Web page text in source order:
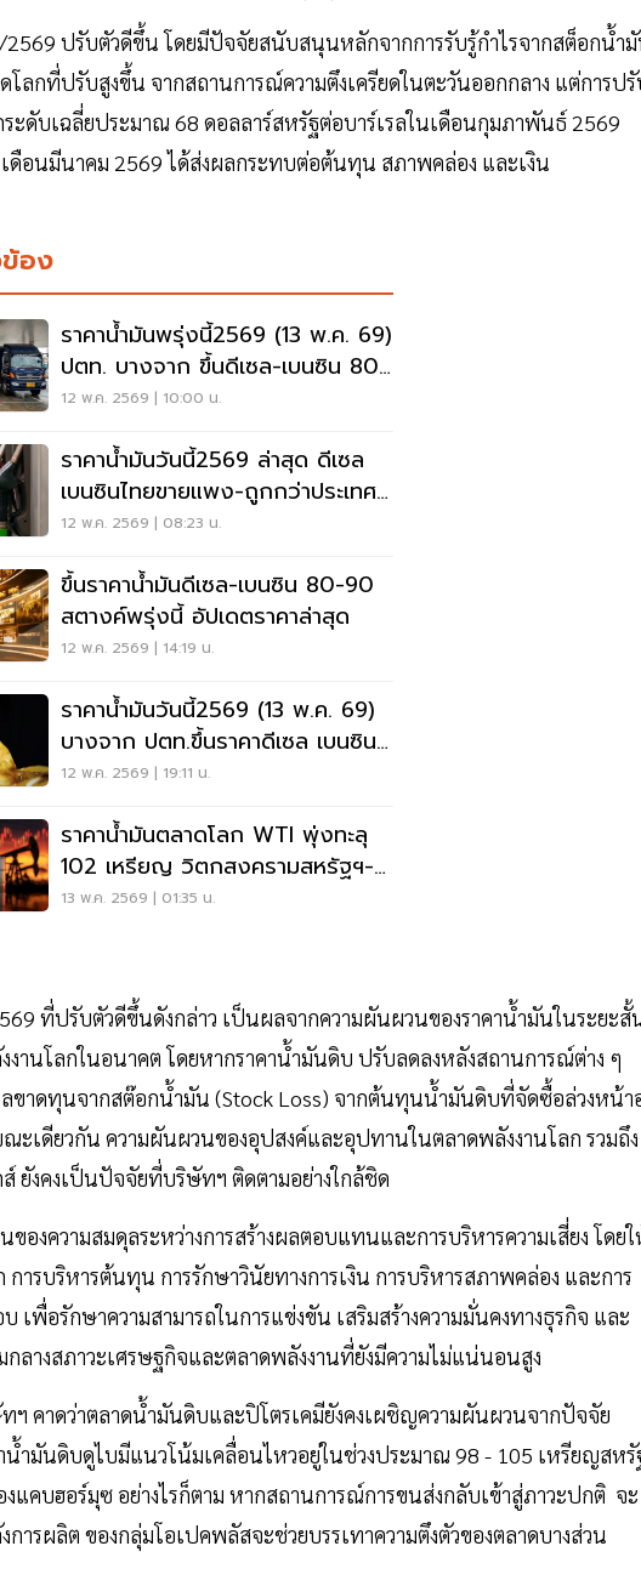
ปรับตัวดีขึ้น โดยมีปัจจัยสนับสนุนหลักจากการรับรู้กำไรจากสต็อกน้ำ
โลกที่ปรับสูงขึ้น จากสถานการณ์ความตึงเครียดในตะวันออกกลาง แต่การป
ระดับเฉลี่ยประมาณ 68 ดอลลาร์สหรัฐต่อบาร์เรลในเดือนกุมภาพันธ์ 2569
ดือนมีนาคม 2569 ได้ส่งผลกระทบต่อต้นทุน สภาพคล่อง และเงิน
อง
ราคาน้ำมันพรุ่งนี้2569 (13 พ.ค. 69)
ปตท. บางจาก ขึ้นดีเซล-เบนซิน 80-
90 สตางค์
12 พ.ค. 2569 | 10:00 น.
ราคาน้ำมันวันนี้2569 ล่าสุด ดีเซล
เบนซินไทยขายแพง-ถูกกว่าประเทศ
อาเซียน
12 พ.ค. 2569 | 08:23 น.
ขึ้นราคาน้ำมันดีเซล-เบนซิน 80-90
สตางค์พรุ่งนี้ อัปเดตราคาล่าสุด
12 พ.ค. 2569 | 14:19 น.
ราคาน้ำมันวันนี้2569 (13 พ.ค. 69)
บางจาก ปตท.ขึ้นราคาดีเซล เบนซิน
80-90 สตางค์
12 พ.ค. 2569 | 19:11 น.
ราคาน้ำมันตลาดโลก WTI พุ่งทะลุ
102 เหรียญ วิตกสงครามสหรัฐฯ-
อิหร่านยืดเยื้อ
13 พ.ค. 2569 | 01:35 น.
ที่ปรับตัวดีขึ้นดังกล่าว เป็นผลจากความผันผวนของราคาน้ำมันในระยะสั้
านโลกในอนาคต โดยหากราคาน้ำมันดิบ ปรับลดลงหลังสถานการณ์ต่าง ๆ
ลขาดทุนจากสต๊อกน้ำมัน (Stock Loss) จากต้นทุนน้ำมันดิบที่จัดซื้อล่วงหน้า
ะเดียวกัน ความผันผวนของอุปสงค์และอุปทานในตลาดพลังงานโลก รวมถึง
ยังคงเป็นปัจจัยที่บริษัทฯ ติดตามอย่างใกล้ชิด
งความสมดุลระหว่างการสร้างผลตอบแทนและการบริหารความเสี่ยง โดย
รบริหารต้นทุน การรักษาวินัยทางการเงิน การบริหารสภาพคล่อง และการ
เพื่อรักษาความสามารถในการแข่งขัน เสริมสร้างความมั่นคงทางธุรกิจ และ
ลางสภาวะเศรษฐกิจและตลาดพลังงานที่ยังมีความไม่แน่นอนสูง
คาดว่าตลาดน้ำมันดิบและปิโตรเคมียังคงเผชิญความผันผวนจากปัจจัย
ำมันดิบดูไบมีแนวโน้มเคลื่อนไหวอยู่ในช่วงประมาณ 98 - 105 เหรียญสหรั
แคบฮอร์มุซ อย่างไรก็ตาม หากสถานการณ์การขนส่งกลับเข้าสู่ภาวะปกติ จะ
รผลิต ของกลุ่มโอเปคพลัสจะช่วยบรรเทาความตึงตัวของตลาดบางส่วน